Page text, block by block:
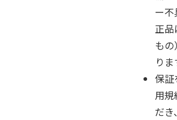
ー
正品
も
りま
保証
用
だ